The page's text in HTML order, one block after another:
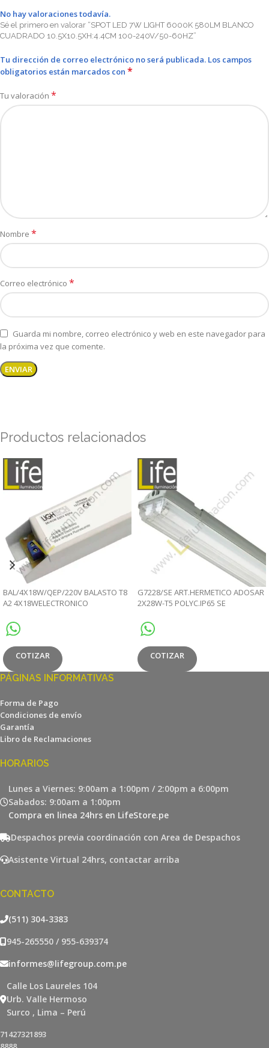
No hay valoraciones todavía.
Sé el primero en valorar “SPOT LED 7W LIGHT 6000K 580LM BLANCO
CUADRADO 10.5X10.5XH:4.4CM 100-240V/50-60HZ”
Tu dirección de correo electrónico no será publicada. Los campos
obligatorios están marcados con *
Tu valoración *
Nombre *
Correo electrónico *
Guarda mi nombre, correo electrónico y web en este navegador para
la próxima vez que comente.
Productos relacionados
BAL/4X18W/QEP/220V BALASTO T8
A2 4X18WELECTRONICO
COTIZAR
G7228/SE ART.HERMETICO ADOSAR
2X28W-T5 POLYC.IP65 SE
COTIZAR
PÁGINAS INFORMATIVAS
Forma de Pago
Condiciones de envío
Garantía
Libro de Reclamaciones
HORARIOS
Lunes a Viernes: 9:00am a 1:00pm / 2:00pm a 6:00pm
Sabados: 9:00am a 1:00pm
Compra en linea 24hrs en LifeStore.pe
Despachos previa coordinación con Area de Despachos
Asistente Virtual 24hrs, contactar arriba
CONTACTO
(511) 304-3383
945-265550 / 955-639374
informes@lifegroup.com.pe
Calle Los Laureles 104
Urb. Valle Hermoso
Surco , Lima – Perú
71427321893